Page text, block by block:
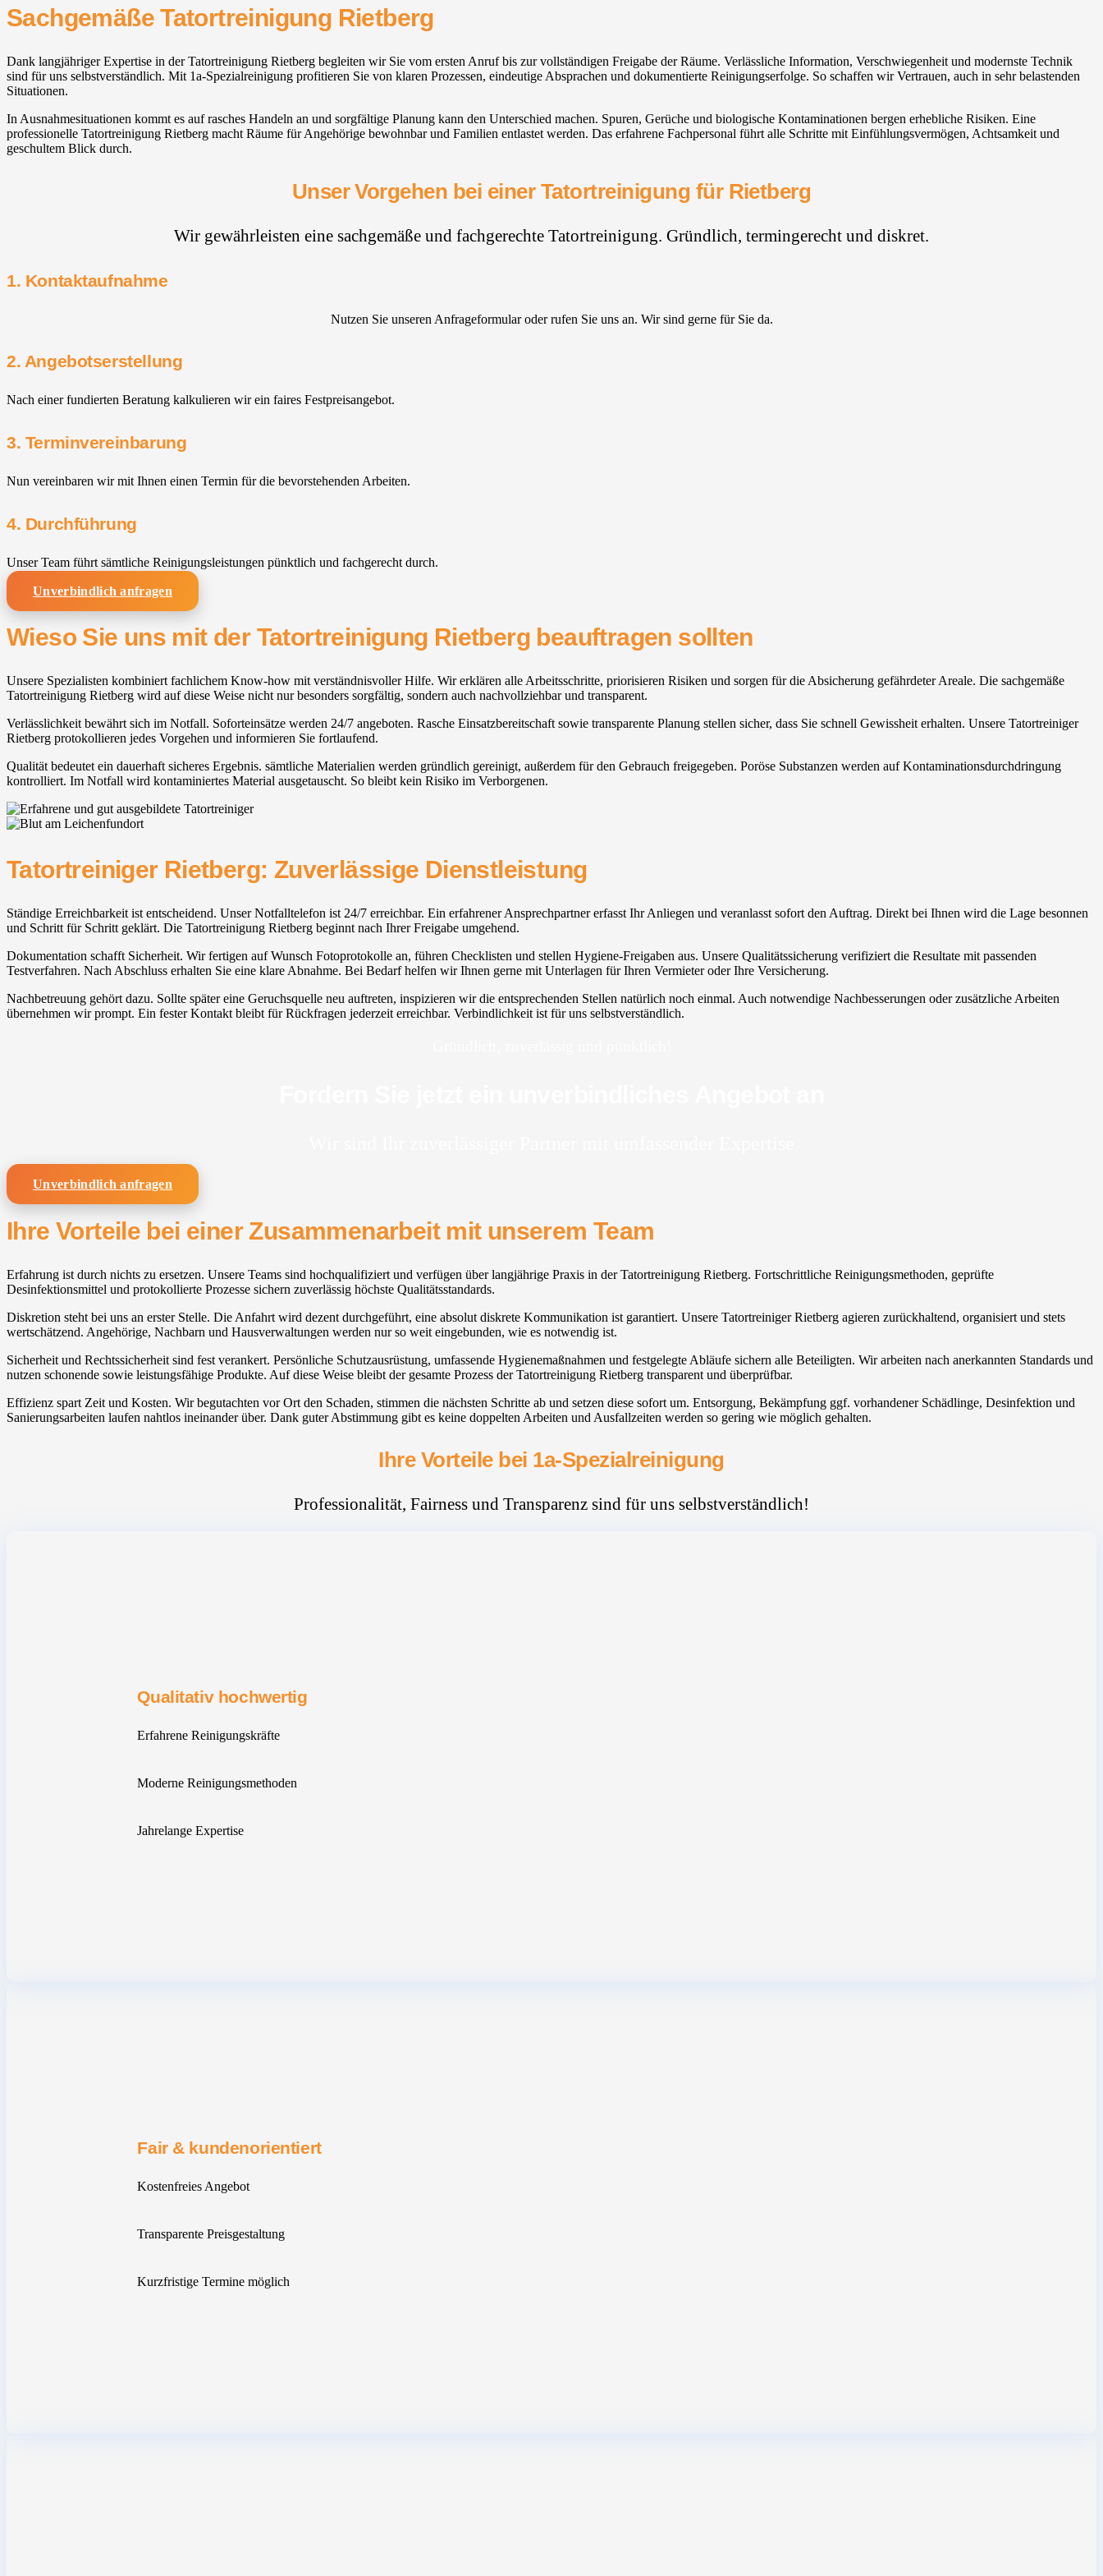
Sachgemäße Tatortreinigung Rietberg
Dank langjähriger Expertise in der Tatortreinigung Rietberg begleiten wir Sie vom ersten Anruf bis zur vollständigen Freigabe der Räume. Verlässliche Information, Verschwiegenheit und modernste Technik
sind für uns selbstverständlich. Mit 1a-Spezialreinigung profitieren Sie von klaren Prozessen, eindeutige Absprachen und dokumentierte Reinigungserfolge. So schaffen wir Vertrauen, auch in sehr belastenden
Situationen.
In Ausnahmesituationen kommt es auf rasches Handeln an und sorgfältige Planung kann den Unterschied machen. Spuren, Gerüche und biologische Kontaminationen bergen erhebliche Risiken. Eine
professionelle Tatortreinigung Rietberg macht Räume für Angehörige bewohnbar und Familien entlastet werden. Das erfahrene Fachpersonal führt alle Schritte mit Einfühlungsvermögen, Achtsamkeit und
geschultem Blick durch.
Unser Vorgehen bei einer Tatortreinigung für Rietberg
Wir gewährleisten eine sachgemäße und fachgerechte Tatortreinigung. Gründlich, termingerecht und diskret.
1. Kontaktaufnahme
Nutzen Sie unseren Anfrageformular oder rufen Sie uns an. Wir sind gerne für Sie da.
2. Angebotserstellung
Nach einer fundierten Beratung kalkulieren wir ein faires Festpreisangebot.
3. Terminvereinbarung
Nun vereinbaren wir mit Ihnen einen Termin für die bevorstehenden Arbeiten.
4. Durchführung
Unser Team führt sämtliche Reinigungsleistungen pünktlich und fachgerecht durch.
Unverbindlich anfragen
Wieso Sie uns mit der Tatortreinigung Rietberg beauftragen sollten
Unsere Spezialisten kombiniert fachlichem Know-how mit verständnisvoller Hilfe. Wir erklären alle Arbeitsschritte, priorisieren Risiken und sorgen für die Absicherung gefährdeter Areale. Die sachgemäße
Tatortreinigung Rietberg wird auf diese Weise nicht nur besonders sorgfältig, sondern auch nachvollziehbar und transparent.
Verlässlichkeit bewährt sich im Notfall. Soforteinsätze werden 24/7 angeboten. Rasche Einsatzbereitschaft sowie transparente Planung stellen sicher, dass Sie schnell Gewissheit erhalten. Unsere Tatortreiniger
Rietberg protokollieren jedes Vorgehen und informieren Sie fortlaufend.
Qualität bedeutet ein dauerhaft sicheres Ergebnis. sämtliche Materialien werden gründlich gereinigt, außerdem für den Gebrauch freigegeben. Poröse Substanzen werden auf Kontaminationsdurchdringung
kontrolliert. Im Notfall wird kontaminiertes Material ausgetauscht. So bleibt kein Risiko im Verborgenen.
Tatortreiniger Rietberg: Zuverlässige Dienstleistung
Ständige Erreichbarkeit ist entscheidend. Unser Notfalltelefon ist 24/7 erreichbar. Ein erfahrener Ansprechpartner erfasst Ihr Anliegen und veranlasst sofort den Auftrag. Direkt bei Ihnen wird die Lage besonnen
und Schritt für Schritt geklärt. Die Tatortreinigung Rietberg beginnt nach Ihrer Freigabe umgehend.
Dokumentation schafft Sicherheit. Wir fertigen auf Wunsch Fotoprotokolle an, führen Checklisten und stellen Hygiene-Freigaben aus. Unsere Qualitätssicherung verifiziert die Resultate mit passenden
Testverfahren. Nach Abschluss erhalten Sie eine klare Abnahme. Bei Bedarf helfen wir Ihnen gerne mit Unterlagen für Ihren Vermieter oder Ihre Versicherung.
Nachbetreuung gehört dazu. Sollte später eine Geruchsquelle neu auftreten, inspizieren wir die entsprechenden Stellen natürlich noch einmal. Auch notwendige Nachbesserungen oder zusätzliche Arbeiten
übernehmen wir prompt. Ein fester Kontakt bleibt für Rückfragen jederzeit erreichbar. Verbindlichkeit ist für uns selbstverständlich.
Unverbindlich anfragen
Ihre Vorteile bei einer Zusammenarbeit mit unserem Team
Erfahrung ist durch nichts zu ersetzen. Unsere Teams sind hochqualifiziert und verfügen über langjährige Praxis in der Tatortreinigung Rietberg. Fortschrittliche Reinigungsmethoden, geprüfte
Desinfektionsmittel und protokollierte Prozesse sichern zuverlässig höchste Qualitätsstandards.
Diskretion steht bei uns an erster Stelle. Die Anfahrt wird dezent durchgeführt, eine absolut diskrete Kommunikation ist garantiert. Unsere Tatortreiniger Rietberg agieren zurückhaltend, organisiert und stets
wertschätzend. Angehörige, Nachbarn und Hausverwaltungen werden nur so weit eingebunden, wie es notwendig ist.
Sicherheit und Rechtssicherheit sind fest verankert. Persönliche Schutzausrüstung, umfassende Hygienemaßnahmen und festgelegte Abläufe sichern alle Beteiligten. Wir arbeiten nach anerkannten Standards und
nutzen schonende sowie leistungsfähige Produkte. Auf diese Weise bleibt der gesamte Prozess der Tatortreinigung Rietberg transparent und überprüfbar.
Effizienz spart Zeit und Kosten. Wir begutachten vor Ort den Schaden, stimmen die nächsten Schritte ab und setzen diese sofort um. Entsorgung, Bekämpfung ggf. vorhandener Schädlinge, Desinfektion und
Sanierungsarbeiten laufen nahtlos ineinander über. Dank guter Abstimmung gibt es keine doppelten Arbeiten und Ausfallzeiten werden so gering wie möglich gehalten.
Ihre Vorteile bei 1a-Spezialreinigung
Professionalität, Fairness und Transparenz sind für uns selbstverständlich!
Qualitativ hochwertig
Erfahrene Reinigungskräfte
Moderne Reinigungsmethoden
Jahrelange Expertise
Fair & kundenorientiert
Kostenfreies Angebot
Transparente Preisgestaltung
Kurzfristige Termine möglich